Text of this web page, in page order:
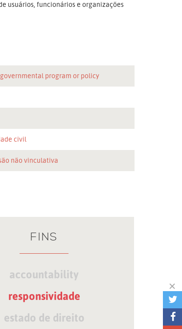
usuários, funcionários e organizações
program or policy
civil
não vinculativa
FINS
accountability
responsividade
estado de direito